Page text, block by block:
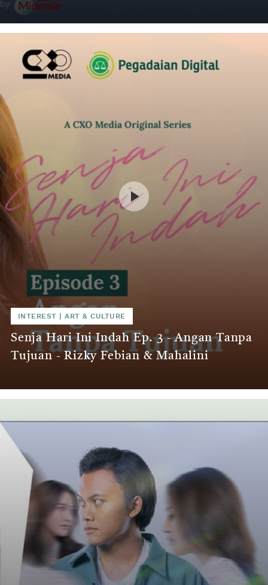
INTEREST |ART & CULTURE
Senja Hari Ini Indah Ep. 3 - Angan Tanpa
Tujuan - Rizky Febian & Mahalini